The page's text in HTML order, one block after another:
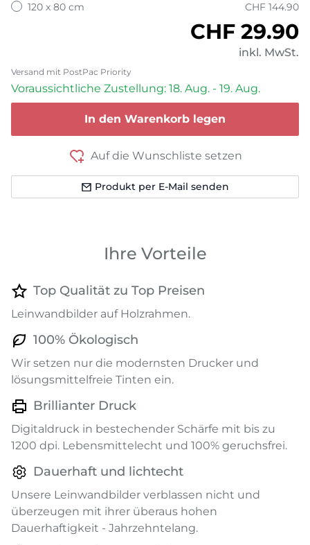
120 x 80 cm
CHF 144.90
Normaler
CHF 29.90
inkl. MwSt.
Versand mit PostPac Priority
Voraussichtliche Zustellung: 18. Aug. - 19. Aug.
In den Warenkorb legen
Auf die Wunschliste setzen
Produkt per E-Mail senden
Ihre Vorteile
Top Qualität zu Top Preisen
Leinwandbilder auf Holzrahmen.
100% Ökologisch
Wir setzen nur die modernsten Drucker und
lösungsmittelfreie Tinten ein.
Brillianter Druck
Digitaldruck in bestechender Schärfe mit bis zu
1200 dpi. Lebensmittelecht und 100% geruchsfrei.
Dauerhaft und lichtecht
Unsere Leinwandbilder verblassen nicht und
überzeugen mit ihrer überaus hohen
Dauerhaftigkeit - Jahrzehntelang.